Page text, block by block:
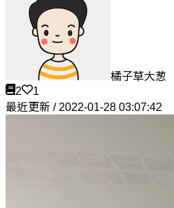
橘子草大葱
2
1
最近更新 / 2022-01-28 03:07:42